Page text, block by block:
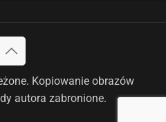
Kopiowanie obrazów
autora zabronione.